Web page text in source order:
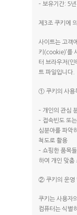
– 보유기간: 5
제3조 쿠키에
사이트는 고객
키(cookie)’를
터 브라우저(인
트 파일입니다.
① 쿠키의 사용
– 개인의 관심
– 접속빈도 또
심분야를 파악
척도로 활용
– 쇼핑한 품목
하여 개인 맞춤
② 쿠키의 운영
쿠키는 사용자
컴퓨터는 식별